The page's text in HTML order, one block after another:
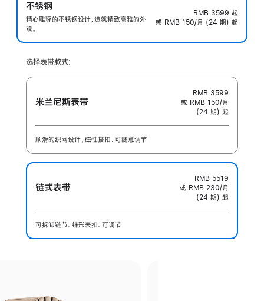
不锈钢
精心雕琢的不锈钢设计，造就精致高雅的外
观。
RMB 3599 起
或 RMB 150/月 (24 期) 起
选择表带款式:
米兰尼斯表带
RMB 3599
或 RMB 150/月
(24 期) 起
顺滑的织网设计、磁性搭扣、可随意调节
链式表带
RMB 5519
或 RMB 230/月
(24 期) 起
可拆卸链节、蝶形表扣、可调节